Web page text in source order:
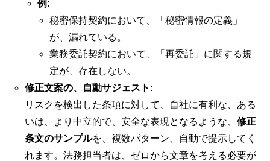
例:
秘密保持契約において、「秘密情報の定義」
が、漏れている。
業務委託契約において、「再委託」に関する規
定が、存在しない。
修正文案の、自動サジェスト:
リスクを検出した条項に対して、自社に有利な、ある
いは、より中立的で、安全な表現となるような、 修正
条文のサンプルを、複数パターン、自動で提示してく
れます。法務担当者は、ゼロから文章を考える必要が